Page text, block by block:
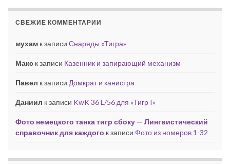
СВЕЖИЕ КОММЕНТАРИИ
мухам к записи Снаряды «Тигра»
Макс к записи Казенник и запирающий механизм
Павел к записи Домкрат и канистра
Даниил к записи KwK 36 L/56 для «Тигр I»
Фото немецкого танка тигр сбоку — Лингвистический
справочник для каждого к записи Фото из номеров 1-32